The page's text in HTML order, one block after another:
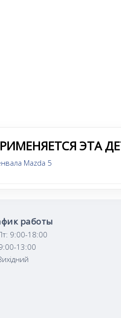
ЭТА
Mazda 5
работы
9:00-18:00
13:00